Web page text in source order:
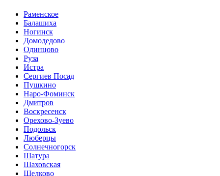
Раменское
Балашиха
Ногинск
Домодедово
Одинцово
Руза
Истра
Сергиев Посад
Пушкино
Наро-Фоминск
Дмитров
Воскресенск
Орехово-Зуево
Подольск
Люберцы
Солнечногорск
Шатура
Шаховская
Щелково